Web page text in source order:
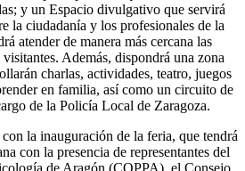
y un Espacio divulgativo que servirá
la ciudadanía y los profesionales de la
atender de manera más cercana las
Además, dispondrá una zona
charlas, actividades, teatro, juegos
en familia, así como un circuito de
de la Policía Local de Zaragoza.
la inauguración de la feria, que tendrá
con la presencia de representantes del
de Aragón (COPPA), el Consejo